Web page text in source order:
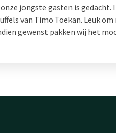
jongste gasten is
van Timo Toekan. Leuk
gewenst pakken wij het